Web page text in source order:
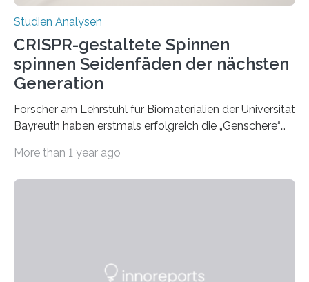
Studien Analysen
CRISPR-gestaltete Spinnen
spinnen Seidenfäden der nächsten
Generation
Forscher am Lehrstuhl für Biomaterialien der Universität
Bayreuth haben erstmals erfolgreich die „Genschere“
produzierten nach der Gen-Editierung rot
biologisch abbaubar. Wenn es gelingt, die Produktion
More than 1 year ago